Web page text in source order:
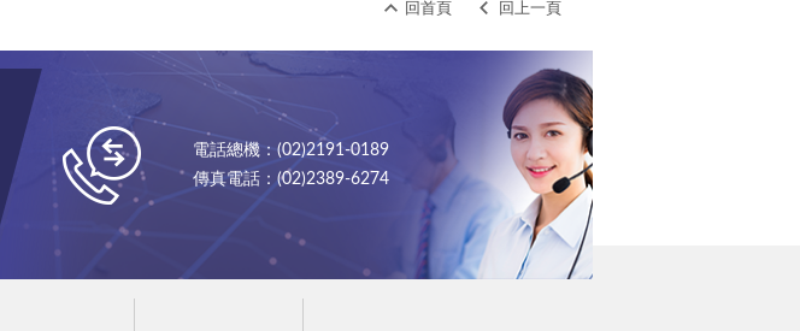
回首頁 回上一頁
電話總機：(02)2191-0189
傳真電話：(02)2389-6274